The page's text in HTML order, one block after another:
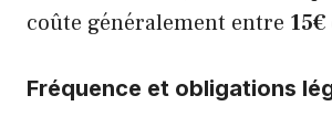
coûte généralement entre
Fréquence et obligations